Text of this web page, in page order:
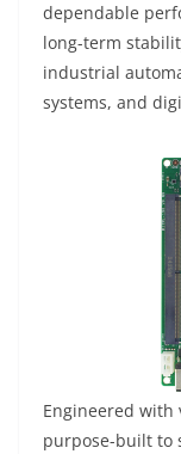
dependable
long-term
industrial
systems, and
Engineered with
purpose-built to